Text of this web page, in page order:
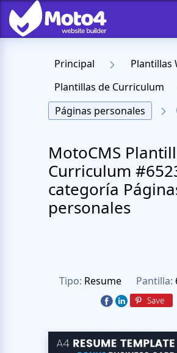
Principal
Plantillas
Plantillas de Curriculum
Páginas personales
MotoCMS
Curriculum
categoría
personales
Tipo: Resume Pantilla: